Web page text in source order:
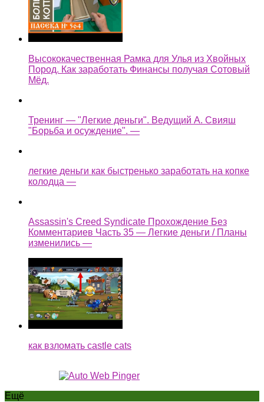
Высококачественная Рамка для Улья из Хвойных
Пород. Как заработать Финансы получая Сотовый
Мёд.
Тренинг — "Легкие деньги". Ведущий А. Свияш
"Борьба и осуждение". —
легкие деньги как быстренько заработать на копке
колодца —
Assassin's Creed Syndicate Прохождение Без
Комментариев Часть 35 — Легкие деньги / Планы
изменились —
как взломать castle cats
Ещё